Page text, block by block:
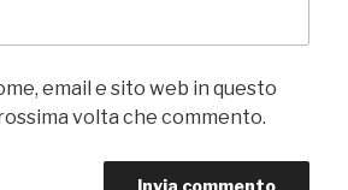
email e sito web in questo
volta che commento.